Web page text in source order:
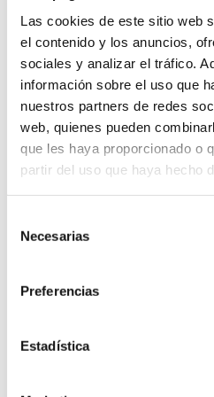
Las cookies de este sitio web
el contenido y los anuncios,
sociales y analizar el tráfico.
información sobre el uso que
nuestros partners de redes
web, quienes pueden
que les haya proporcionado o
partir del uso que haya hecho
Necesarias
Preferencias
Estadística
cambiar las contraseñas
combinaciones seguras,
doble factor de autenticación
📧Cuidado con
vacacional
Durante el verano proliferan
ganado un viaje”, “Reserva
paquete en camino”. Son
robar tus credenciales.
este tipo de amenazas
Protección
empresas y